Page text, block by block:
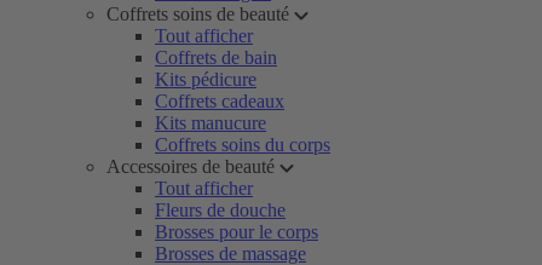
Coffrets soins de beauté
Tout afficher
Coffrets de bain
Kits pédicure
Coffrets cadeaux
Kits manucure
Coffrets soins du corps
Accessoires de beauté
Tout afficher
Fleurs de douche
Brosses pour le corps
Brosses de massage